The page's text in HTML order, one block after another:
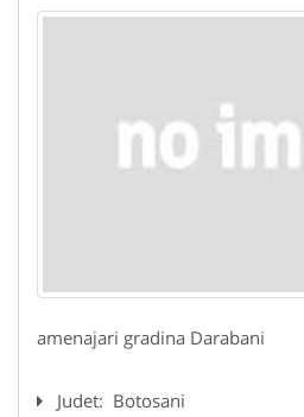
amenajari gradina Darabani
Judet: Botosani